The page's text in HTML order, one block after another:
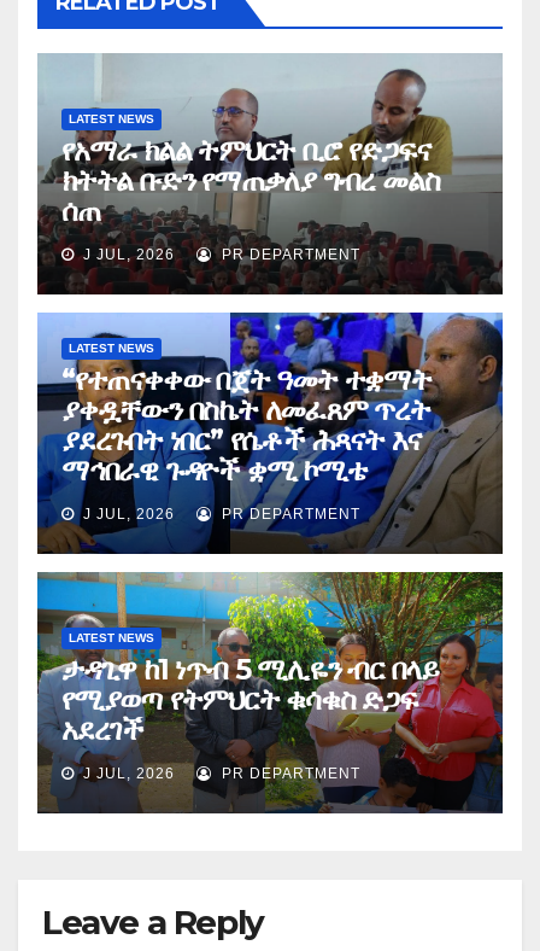
LATEST NEWS
የአማራ ክልል ትምህርት ቢሮ የድጋፍና
ክትትል ቡድን የማጠቃለያ ግብረ መልስ
ሰጠ
J JUL, 2026 PR DEPARTMENT
LATEST NEWS
“የተጠናቀቀው በጀት ዓመት ተቋማት
ያቀዷቸውን በስኬት ለመፈጸም ጥረት
ያደረጉበት ነበር” የሴቶች ሕጻናት እና
ማኅበራዊ ጉዳዮች ቋሚ ኮሚቴ
J JUL, 2026 PR DEPARTMENT
LATEST NEWS
ታዳጊዋ ከ1 ነጥብ 5 ሚሊዬን ብር በላይ
የሚያወጣ የትምህርት ቁሳቁስ ድጋፍ
አደረገች
J JUL, 2026 PR DEPARTMENT
Leave a Reply